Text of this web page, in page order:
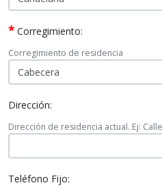
* Corregimiento:
Corregimiento de residencia
Dirección:
Dirección de residencia actual. Ej:
Teléfono Fijo: